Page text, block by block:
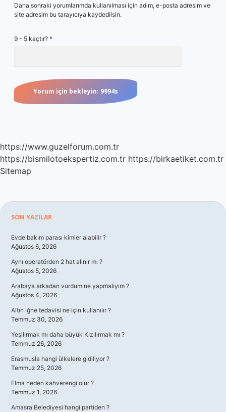
Daha sonraki yorumlarımda kullanılması için adım, e-posta adresim ve
site adresim bu tarayıcıya kaydedilsin.
9 - 5 kaçtır? *
https://www.guzelforum.com.tr
https://bismilotoekspertiz.com.tr https://birkaetiket.com.tr
Sitemap
Sidebar
SON YAZILAR
Evde bakım parası kimler alabilir ?
Ağustos 6, 2026
Aynı operatörden 2 hat alınır mı ?
Ağustos 5, 2026
Arabaya arkadan vurdum ne yapmalıyım ?
Ağustos 4, 2026
Altın iğne tedavisi ne için kullanılır ?
Temmuz 30, 2026
Yeşilırmak mı daha büyük Kızılırmak mı ?
Temmuz 26, 2026
Erasmusla hangi ülkelere gidiliyor ?
Temmuz 25, 2026
Elma neden kahverengi olur ?
Temmuz 1, 2026
Amasra Belediyesi hangi partiden ?